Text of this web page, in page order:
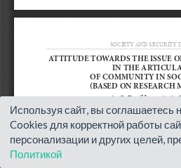
Используя сайт, вы соглашаетесь
Cookies для корректной работы
персонализации и других целей,
Политикой